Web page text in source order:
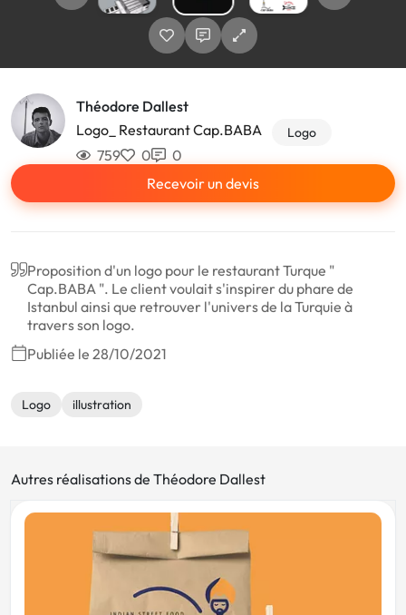
Théodore Dallest
Logo_ Restaurant Cap.BABA
Logo
759 0
0
Recevoir un devis
Proposition d'un logo pour le restaurant Turque "
Cap.BABA ". Le client voulait s'inspirer du phare de
Istanbul ainsi que retrouver l'univers de la Turquie à
travers son logo.
Publiée le 28/10/2021
Logo illustration
Autres réalisations de Théodore Dallest